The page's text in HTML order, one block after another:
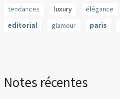
tendances luxury élégance
editorial
glamour paris
Notes récentes